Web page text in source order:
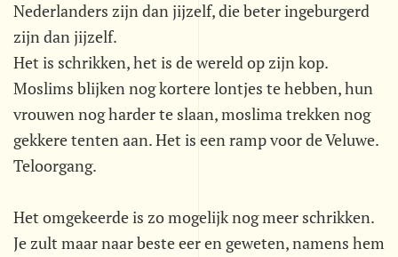
Nederlanders zijn dan jijzelf, die beter ingeburgerd
zijn dan jijzelf.
Het is schrikken, het is de wereld op zijn kop.
Moslims blijken nog kortere lontjes te hebben, hun
vrouwen nog harder te slaan, moslima trekken nog
gekkere tenten aan. Het is een ramp voor de Veluwe.
Teloorgang.
Het omgekeerde is zo mogelijk nog meer schrikken.
Je zult maar naar beste eer en geweten, namens hem